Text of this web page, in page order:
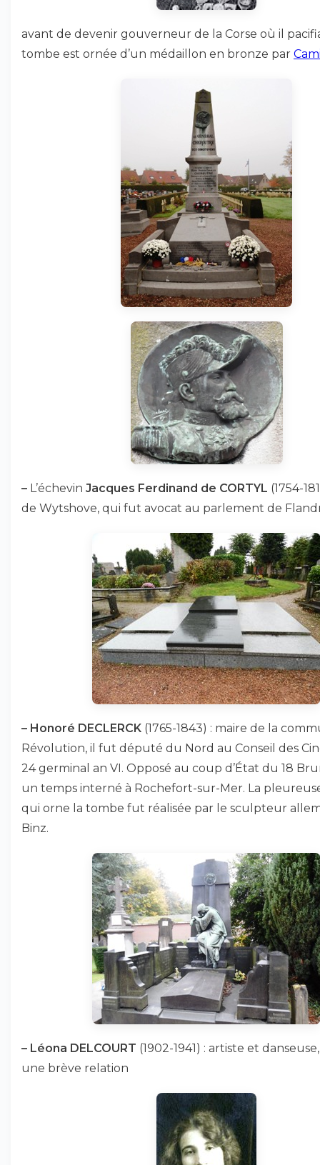
avant de devenir gouverneur de la Corse où il pacifia
tombe est ornée d’un médaillon en bronze par
– L’échevin Jacques Ferdinand de CORTYL (1754-
de Wytshove, qui fut avocat au parlement de
– Honoré DECLERCK (1765-1843) : maire de la
Révolution, il fut député du Nord au Conseil des
24 germinal an VI. Opposé au coup d’État du 18
un temps interné à Rochefort-sur-Mer. La
qui orne la tombe fut réalisée par le sculpteur
Binz.
– Léona DELCOURT (1902-1941) : artiste et
une brève relation